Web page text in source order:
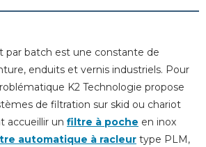
par batch est une constante de
enduits et vernis industriels. Pour
K2 Technologie propose
de filtration sur skid ou chariot
accueillir un filtre à poche en inox
automatique à racleur type PLM,